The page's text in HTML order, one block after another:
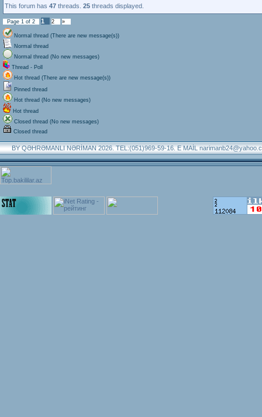
This forum has 47 threads. 25 threads displayed.
Page 1 of 2 1 2 »
Normal thread (There are new message(s))
Normal thread
Normal thread (No new messages)
Thread - Poll
Hot thread (There are new message(s))
Pinned thread
Hot thread (No new messages)
Hot thread
Closed thread (No new messages)
Closed thread
BY QƏHRƏMANLI NƏRİMAN 2026. TEL:(051)969-59-16. E MAİL